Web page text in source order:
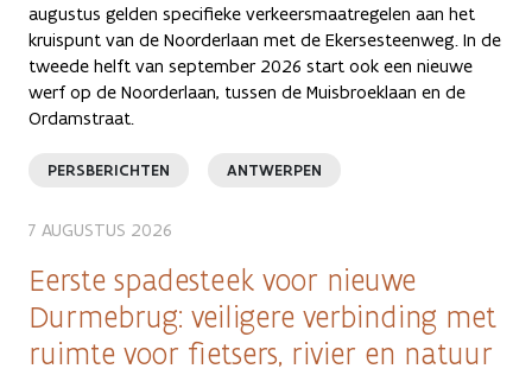
augustus gelden specifieke verkeersmaatregelen aan het
kruispunt van de Noorderlaan met de Ekersesteenweg. In de
tweede helft van september 2026 start ook een nieuwe
werf op de Noorderlaan, tussen de Muisbroeklaan en de
Ordamstraat.
PERSBERICHTEN ANTWERPEN
7 AUGUSTUS 2026
Eerste spadesteek voor nieuwe
Durmebrug: veiligere verbinding met
ruimte voor fietsers, rivier en natuur